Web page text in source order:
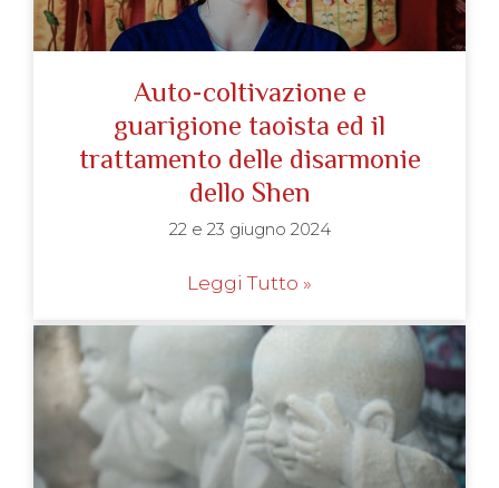
Auto-coltivazione e
guarigione taoista ed il
trattamento delle disarmonie
dello Shen
22 e 23 giugno 2024
Leggi Tutto »